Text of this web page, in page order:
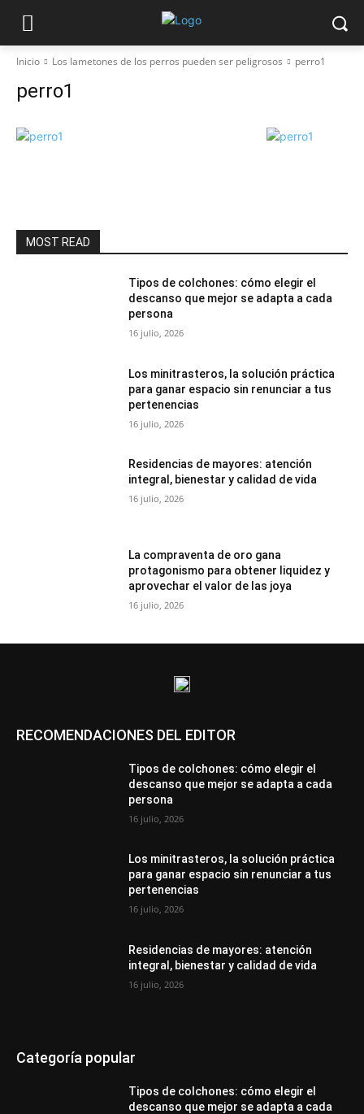
Inicio Los lametones de los perros pueden ser peligrosos perro1
perro1
MOST READ
Tipos de colchones: cómo elegir el
descanso que mejor se adapta a cada
persona
16 julio, 2026
Los minitrasteros, la solución práctica
para ganar espacio sin renunciar a tus
pertenencias
16 julio, 2026
Residencias de mayores: atención
integral, bienestar y calidad de vida
16 julio, 2026
La compraventa de oro gana
protagonismo para obtener liquidez y
aprovechar el valor de las joya
16 julio, 2026
RECOMENDACIONES DEL EDITOR
Tipos de colchones: cómo elegir el
descanso que mejor se adapta a cada
persona
16 julio, 2026
Los minitrasteros, la solución práctica
para ganar espacio sin renunciar a tus
pertenencias
16 julio, 2026
Residencias de mayores: atención
integral, bienestar y calidad de vida
16 julio, 2026
Categoría popular
Tipos de colchones: cómo elegir el
descanso que mejor se adapta a cada